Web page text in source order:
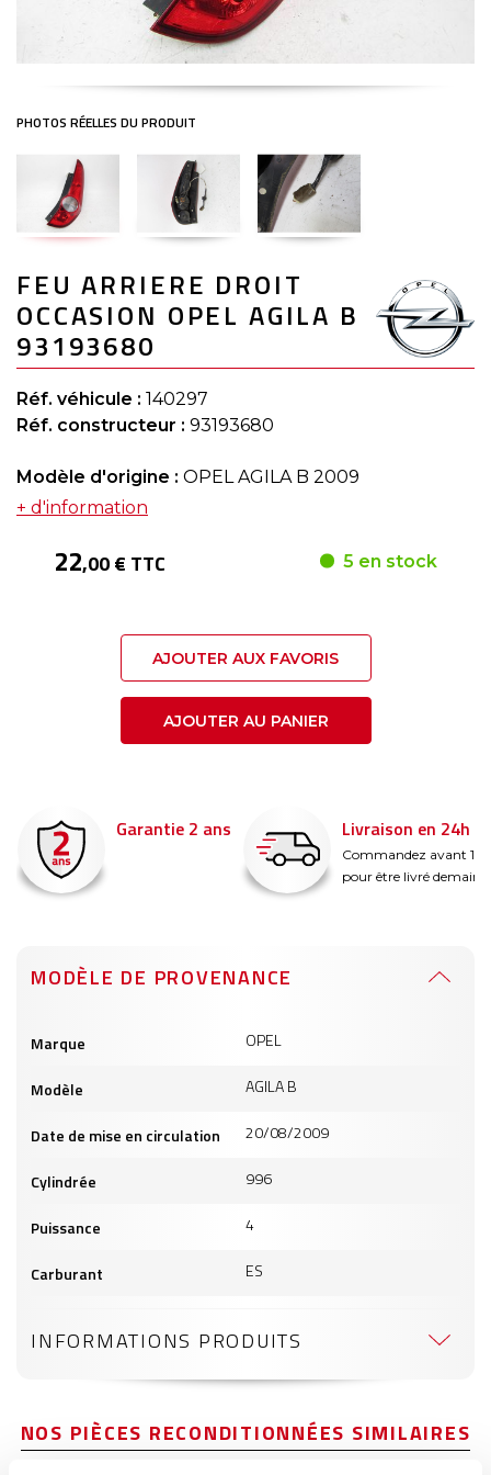
to
the
beginning
of
the
images
gallery
FEU ARRIERE DROIT
OCCASION OPEL AGILA B
93193680
Réf. véhicule : 140297
Réf. constructeur : 93193680
Modèle d'origine : OPEL AGILA B 2009
+ d'information
22,00 € TTC 5 en stock
AJOUTER AUX FAVORIS
AJOUTER AU PANIER
Garantie 2 ans Livraison en 24h
Commandez avant 14h
pour être livré demain !
MODÈLE DE PROVENANCE
produits
Marque OPEL
Modèle AGILA B
Date de mise en circulation 20/08/2009
Cylindrée 996
Puissance 4
Carburant ES
INFORMATIONS PRODUITS
NOS PIÈCES RECONDITIONNÉES SIMILAIRES